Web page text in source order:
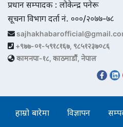
प्रधान सम्पादक : लोकेन्द्र पनेरू
सूचना विभाग दर्ता नं. ०००/२०७७-७८
+९७७-०१-५९१८१६७, ९८५१२३७०८६
कामनपा-१८, काठमाडौं, नेपाल
हाम्रो बारेमा विज्ञापन